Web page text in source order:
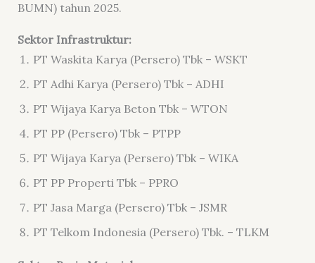
BUMN) tahun 2025.
Sektor Infrastruktur:
PT Waskita Karya (Persero) Tbk – WSKT
PT Adhi Karya (Persero) Tbk – ADHI
PT Wijaya Karya Beton Tbk – WTON
PT PP (Persero) Tbk – PTPP
PT Wijaya Karya (Persero) Tbk – WIKA
PT PP Properti Tbk – PPRO
PT Jasa Marga (Persero) Tbk – JSMR
PT Telkom Indonesia (Persero) Tbk. – TLKM